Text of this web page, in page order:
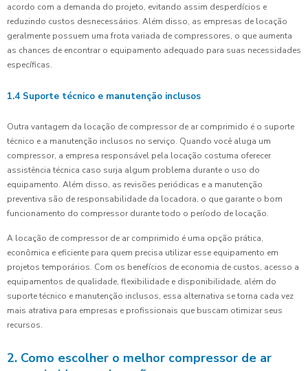
acordo com a demanda do projeto, evitando assim desperdícios e
reduzindo custos desnecessários. Além disso, as empresas de locação
geralmente possuem uma frota variada de compressores, o que aumenta
as chances de encontrar o equipamento adequado para suas necessidades
específicas.
1.4 Suporte técnico e manutenção inclusos
Outra vantagem da locação de compressor de ar comprimido é o suporte
técnico e a manutenção inclusos no serviço. Quando você aluga um
compressor, a empresa responsável pela locação costuma oferecer
assistência técnica caso surja algum problema durante o uso do
equipamento. Além disso, as revisões periódicas e a manutenção
preventiva são de responsabilidade da locadora, o que garante o bom
funcionamento do compressor durante todo o período de locação.
A locação de compressor de ar comprimido é uma opção prática,
econômica e eficiente para quem precisa utilizar esse equipamento em
projetos temporários. Com os benefícios de economia de custos, acesso a
equipamentos de qualidade, flexibilidade e disponibilidade, além do
suporte técnico e manutenção inclusos, essa alternativa se torna cada vez
mais atrativa para empresas e profissionais que buscam otimizar seus
recursos.
2. Como escolher o melhor compressor de ar